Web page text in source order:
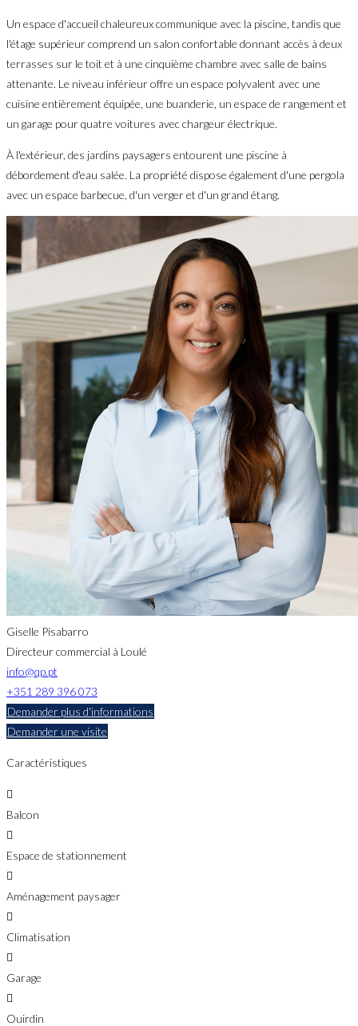
Un espace d'accueil chaleureux communique avec la piscine, tandis que
l'étage supérieur comprend un salon confortable donnant accès à deux
terrasses sur le toit et à une cinquième chambre avec salle de bains
attenante. Le niveau inférieur offre un espace polyvalent avec une
cuisine entièrement équipée, une buanderie, un espace de rangement et
un garage pour quatre voitures avec chargeur électrique.
À l'extérieur, des jardins paysagers entourent une piscine à
débordement d'eau salée. La propriété dispose également d'une pergola
avec un espace barbecue, d'un verger et d'un grand étang.
Giselle Pisabarro
Directeur commercial à Loulé
info@qp.pt
+351 289 396 073
Demander plus d'informations
Demander une visite
Caractéristiques
Balcon
Espace de stationnement
Aménagement paysager
Climatisation
Garage
Ouirdin